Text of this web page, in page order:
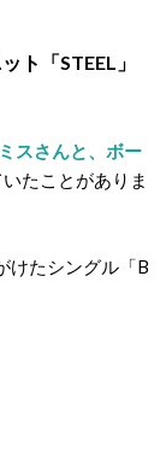
ト「STEEL」
スさんと、ボー
たことがありま
けたシングル「B